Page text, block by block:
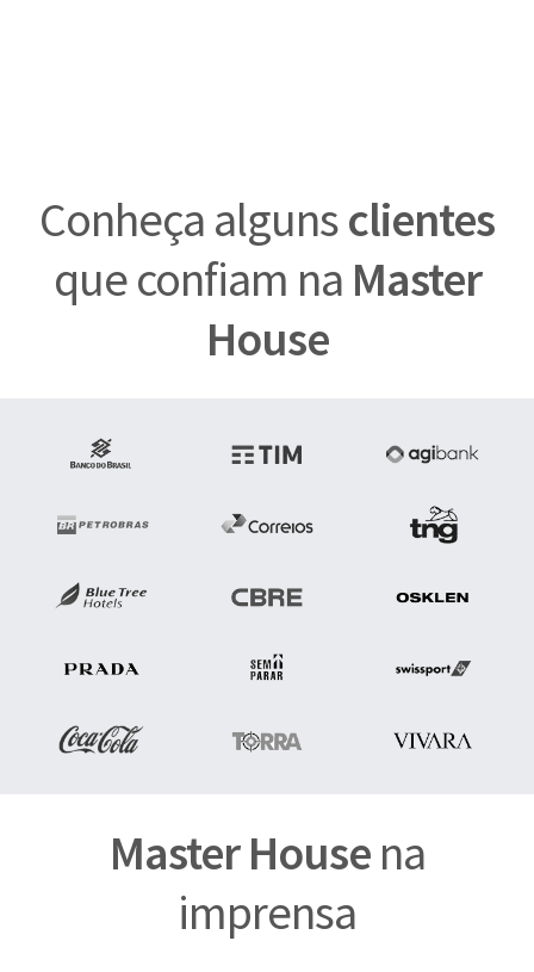
Conheça algunsclientes
que confiam na Master
House
Master Housena
imprensa